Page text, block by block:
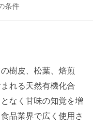
条件
樹皮、松葉、焙煎
れる天然有機化合
なく甘味の知覚を増
品業界で広く使用さ